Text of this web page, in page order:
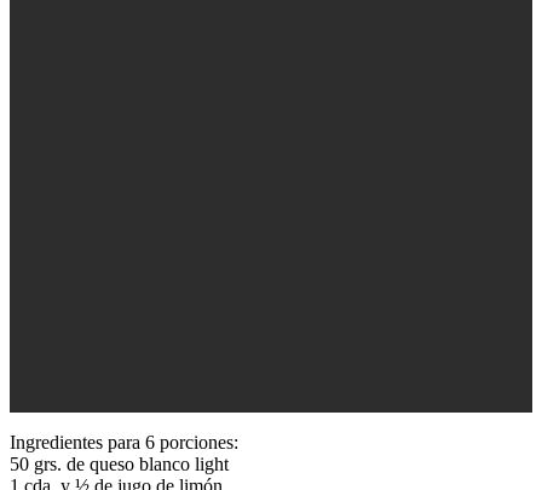
Ingredientes para 6 porciones:
50 grs. de queso blanco light
1 cda. y ½ de jugo de limón